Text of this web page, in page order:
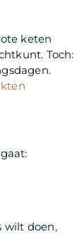
keten
Toch:
wilt doen,